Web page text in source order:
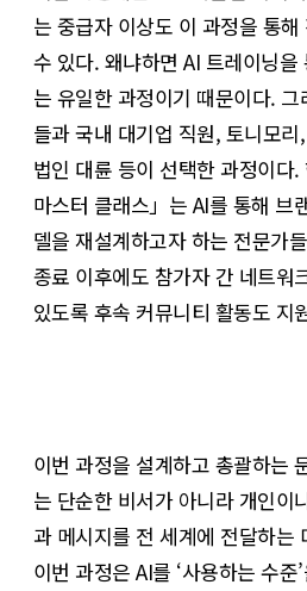
는 중급자 이상도 이 과정을 통
수 있다. 왜냐하면 AI 트레이닝
는 유일한 과정이기 때문이다.
들과 국내 대기업 직원, 토니모
법인 대륜 등이 선택한 과정이다
마스터 클래스」는 AI를 통해 브
델을 재설계하고자 하는 전문가
종료 이후에도 참가자 간 네트워
있도록 후속 커뮤니티 활동도 지
이번 과정을 설계하고 총괄하는
는 단순한 비서가 아니라 개인이
과 메시지를 전 세계에 전달하는
이번 과정은 AI를 ‘사용하는 수